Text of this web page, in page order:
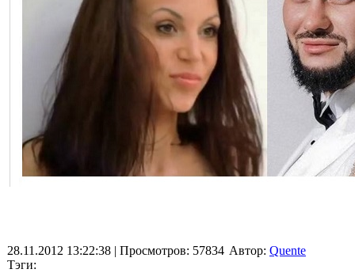
28.11.2012 13:22:38 | Просмотров: 57834
Тэги:
Автор: Quente